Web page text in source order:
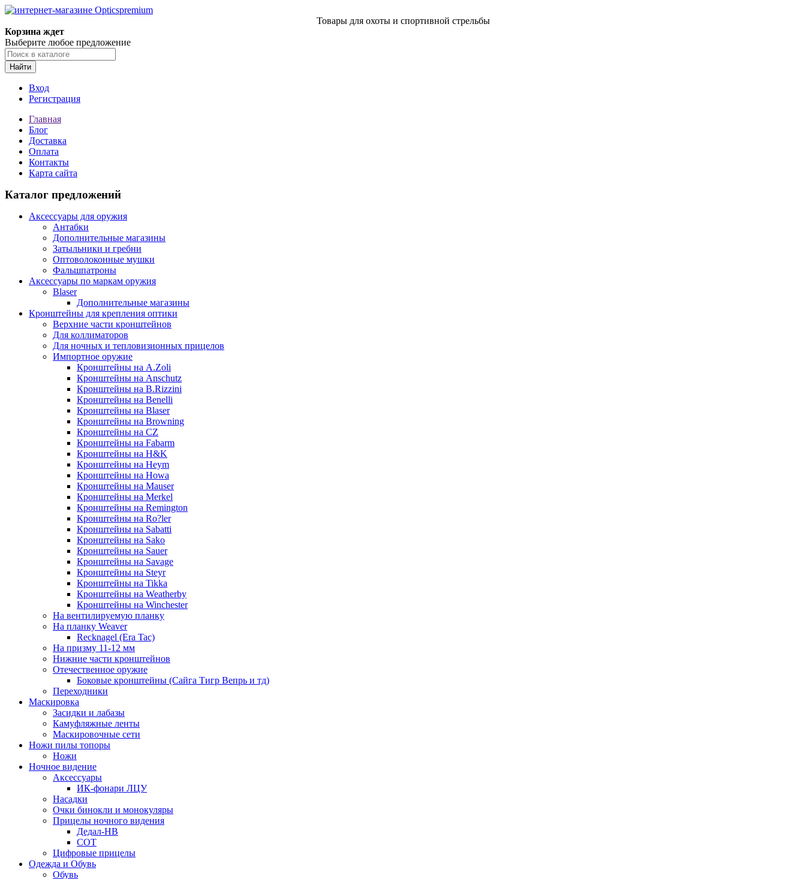
Товары для охоты и спортивной стрельбы
Корзина ждет
Выберите любое предложение
Найти
Вход
Регистрация
Главная
Блог
Доставка
Оплата
Контакты
Карта сайта
Каталог предложений
Аксессуары для оружия
Антабки
Дополнительные магазины
Затыльники и гребни
Оптоволоконные мушки
Фальшпатроны
Аксессуары по маркам оружия
Blaser
Дополнительные магазины
Кронштейны для крепления оптики
Верхние части кронштейнов
Для коллиматоров
Для ночных и тепловизионных прицелов
Импортное оружие
Кронштейны на A.Zoli
Кронштейны на Anschutz
Кронштейны на B.Rizzini
Кронштейны на Benelli
Кронштейны на Blaser
Кронштейны на Browning
Кронштейны на CZ
Кронштейны на Fabarm
Кронштейны на H&K
Кронштейны на Heym
Кронштейны на Howa
Кронштейны на Mauser
Кронштейны на Merkel
Кронштейны на Remington
Кронштейны на Ro?ler
Кронштейны на Sabatti
Кронштейны на Sako
Кронштейны на Sauer
Кронштейны на Savage
Кронштейны на Steyr
Кронштейны на Tikka
Кронштейны на Weatherby
Кронштейны на Winchester
На вентилируемую планку
На планку Weaver
Recknagel (Era Tac)
На призму 11-12 мм
Нижние части кронштейнов
Отечественное оружие
Боковые кронштейны (Сайга Тигр Вепрь и тд)
Переходники
Маскировка
Засидки и лабазы
Камуфляжные ленты
Маскировочные сети
Ножи пилы топоры
Ножи
Ночное видение
Аксессуары
ИК-фонари ЛЦУ
Насадки
Очки бинокли и монокуляры
Прицелы ночного видения
Дедал-НВ
СОТ
Цифровые прицелы
Одежда и Обувь
Обувь